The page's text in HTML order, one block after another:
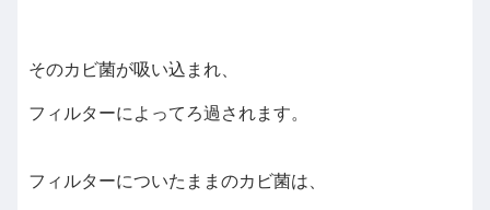
そのカビ菌が吸い込まれ、
フィルターによってろ過されます。
フィルターについたままのカビ菌は、